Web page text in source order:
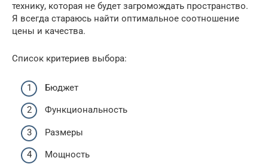
технику, которая не будет загромождать пространство.
Я всегда стараюсь найти оптимальное соотношение
цены и качества.
Список критериев выбора:
Бюджет
Функциональность
Размеры
Мощность